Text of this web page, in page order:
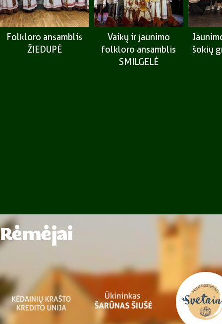
Folkloro ansamblis
ŽIEDUPĖ
Vaikų ir jaunimo
folkloro ansamblis
SMILGELĖ
šokių
Rėmėjai